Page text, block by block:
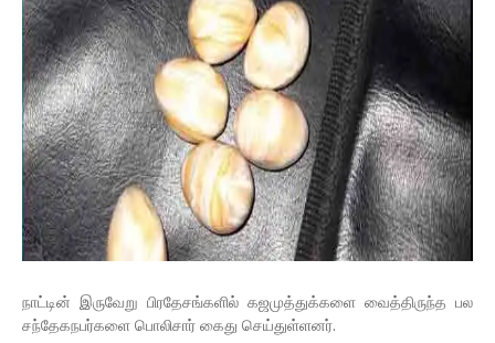
நாட்டின் இருவேறு பிரதேசங்களில் கஜமுத்துக்களை வைத்திருந்த பல
சந்தேகநபர்களை பொலிசார் கைது செய்துள்ளனர்.